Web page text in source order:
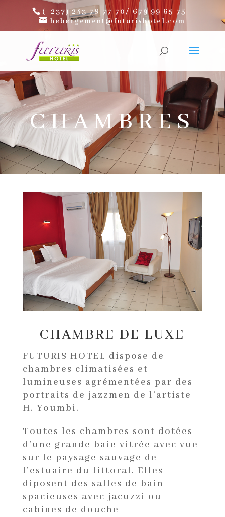
(+237) 243 78 77 70/ 679 99 65 75
hebergement@futurishotel.com
CHAMBRES
CHAMBRE DE LUXE
FUTURIS HOTEL dispose de
chambres climatisées et
lumineuses agrémentées par des
portraits de jazzmen de l’artiste
H. Youmbi.
Toutes les chambres sont dotées
d’une grande baie vitrée avec vue
sur le paysage sauvage de
l’estuaire du littoral. Elles
diposent des salles de bain
spacieuses avec jacuzzi ou
cabines de douche